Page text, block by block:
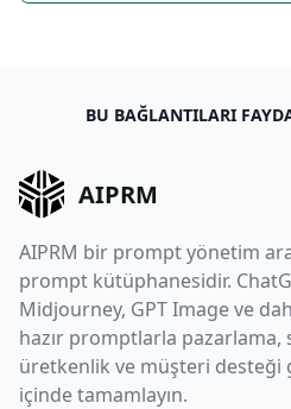
BU BAĞLANTILARI
AIPRM
AIPRM bir prompt yönetim
prompt kütüphanesidir.
Midjourney, GPT Image ve
hazır promptlarla pazarlama,
üretkenlik ve müşteri desteği
içinde tamamlayın.